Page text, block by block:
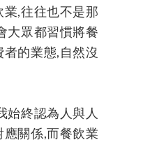
,往往也不是那
大眾都習慣將餐
的業態,自然沒
始終認為人與人
關係,而餐飲業